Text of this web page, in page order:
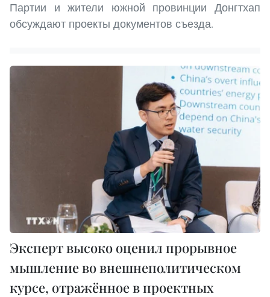
Партии и жители южной провинции Донгтхап
обсуждают проекты документов съезда.
Эксперт высоко оценил прорывное
мышление во внешнеполитическом
курсе, отражённое в проектных